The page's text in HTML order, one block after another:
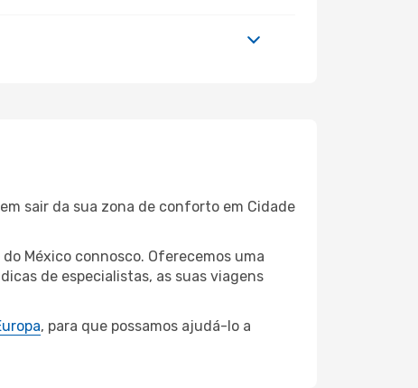
sair da sua zona de conforto em Cidade
México connosco. Oferecemos uma
de especialistas, as suas viagens
, para que possamos ajudá-lo a